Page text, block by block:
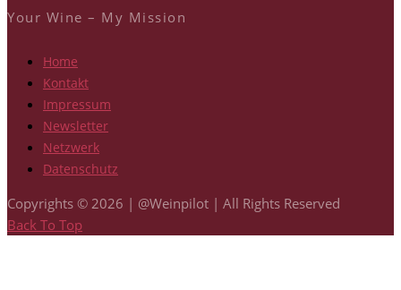
Your Wine – My Mission
Home
Kontakt
Impressum
Newsletter
Netzwerk
Datenschutz
Copyrights © 2026 | @Weinpilot | All Rights Reserved
Back To Top